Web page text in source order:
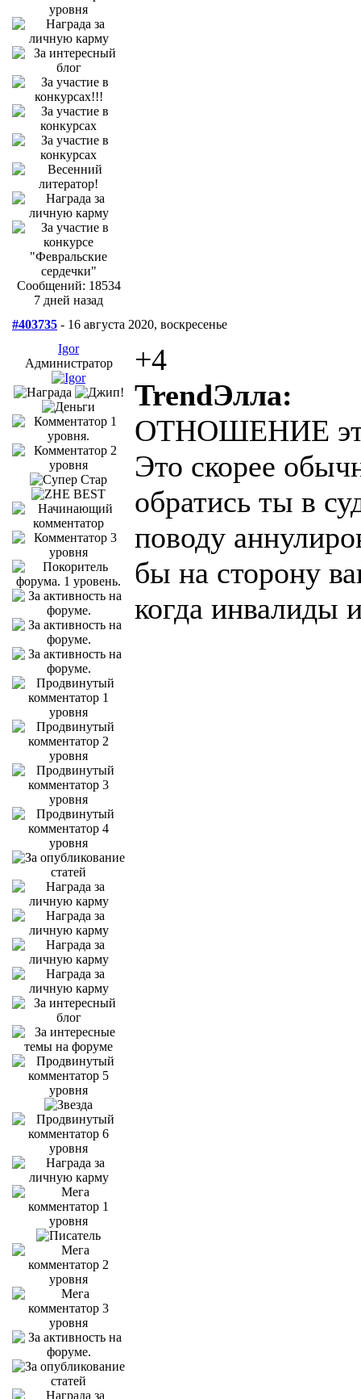
Сообщений: 18534
7 дней назад
#403735 - 16 августа 2020, воскресенье
Igor
Администратор
+4
TrendЭлла:
ОТНОШЕНИЕ
Это скорее
обратись ты в
поводу
бы на сторону
когда инвалиды